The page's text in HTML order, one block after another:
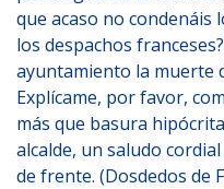
que acaso no condenáis
los despachos
ayuntamiento la muerte
Explícame, por favor,
más que basura
alcalde, un saludo
de frente. (Dosdedos de